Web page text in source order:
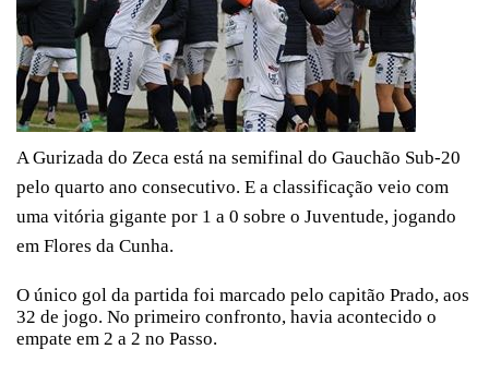
A Gurizada do Zeca está na semifinal do Gauchão Sub-20
pelo quarto ano consecutivo. E a classificação veio com
uma vitória gigante por 1 a 0 sobre o Juventude, jogando
em Flores da Cunha.
O único gol da partida foi marcado pelo capitão Prado, aos
32 de jogo. No primeiro confronto, havia acontecido o
empate em 2 a 2 no Passo.